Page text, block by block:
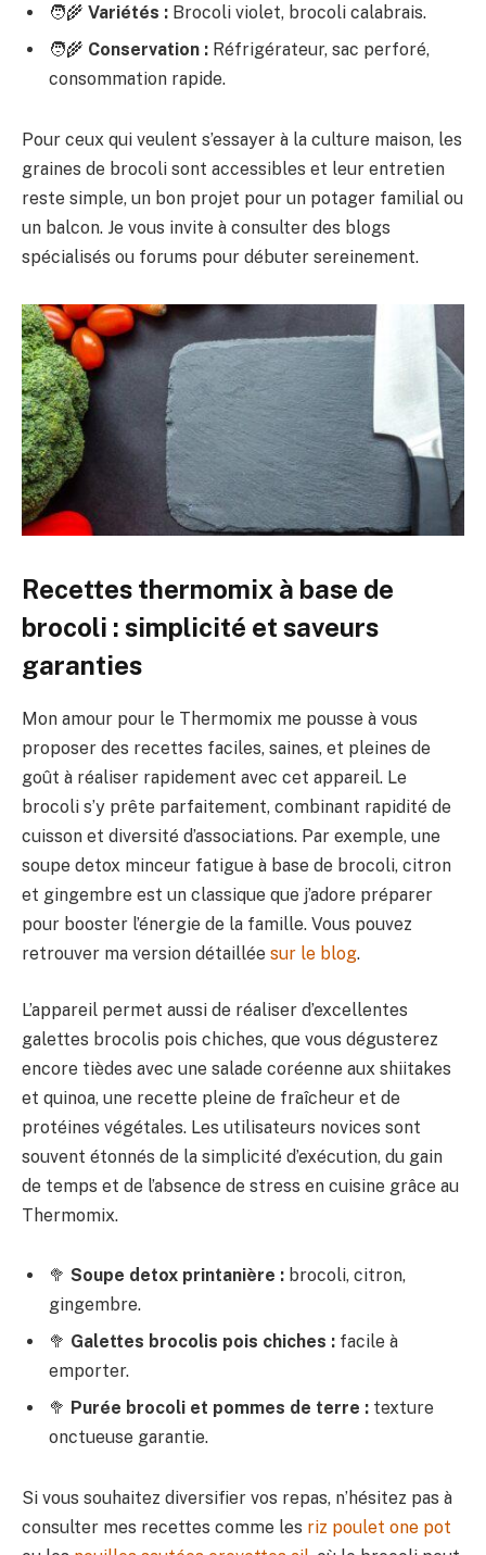
🧑‍🌾 Variétés : Brocoli violet, brocoli calabrais.
🧑‍🌾 Conservation : Réfrigérateur, sac perforé,
consommation rapide.
Pour ceux qui veulent s’essayer à la culture maison, les
graines de brocoli sont accessibles et leur entretien
reste simple, un bon projet pour un potager familial ou
un balcon. Je vous invite à consulter des blogs
spécialisés ou forums pour débuter sereinement.
Recettes thermomix à base de
brocoli : simplicité et saveurs
garanties
Mon amour pour le Thermomix me pousse à vous
proposer des recettes faciles, saines, et pleines de
goût à réaliser rapidement avec cet appareil. Le
brocoli s’y prête parfaitement, combinant rapidité de
cuisson et diversité d’associations. Par exemple, une
soupe detox minceur fatigue à base de brocoli, citron
et gingembre est un classique que j’adore préparer
pour booster l’énergie de la famille. Vous pouvez
retrouver ma version détaillée sur le blog.
L’appareil permet aussi de réaliser d’excellentes
galettes brocolis pois chiches, que vous dégusterez
encore tièdes avec une salade coréenne aux shiitakes
et quinoa, une recette pleine de fraîcheur et de
protéines végétales. Les utilisateurs novices sont
souvent étonnés de la simplicité d’exécution, du gain
de temps et de l’absence de stress en cuisine grâce au
Thermomix.
🥦 Soupe detox printanière : brocoli, citron,
gingembre.
🥦 Galettes brocolis pois chiches : facile à
emporter.
🥦 Purée brocoli et pommes de terre : texture
onctueuse garantie.
Si vous souhaitez diversifier vos repas, n’hésitez pas à
consulter mes recettes comme les riz poulet one pot